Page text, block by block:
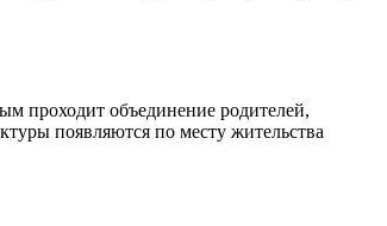
проходит объединение родителей,
появляются по месту жительства